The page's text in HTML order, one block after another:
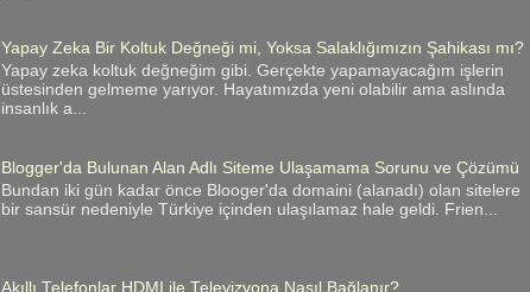
Yapay Zeka Bir Koltuk Değneği mi, Yoksa Salaklığımızın Şahikası mı?
Yapay zeka koltuk değneğim gibi. Gerçekte yapamayacağım işlerin
üstesinden gelmeme yarıyor. Hayatımızda yeni olabilir ama aslında
insanlık a...
Blogger'da Bulunan Alan Adlı Siteme Ulaşamama Sorunu ve Çözümü
Bundan iki gün kadar önce Blooger'da domaini (alanadı) olan sitelere
bir sansür nedeniyle Türkiye içinden ulaşılamaz hale geldi. Frien...
Akıllı Telefonlar HDMI ile Televizyona Nasıl Bağlanır?